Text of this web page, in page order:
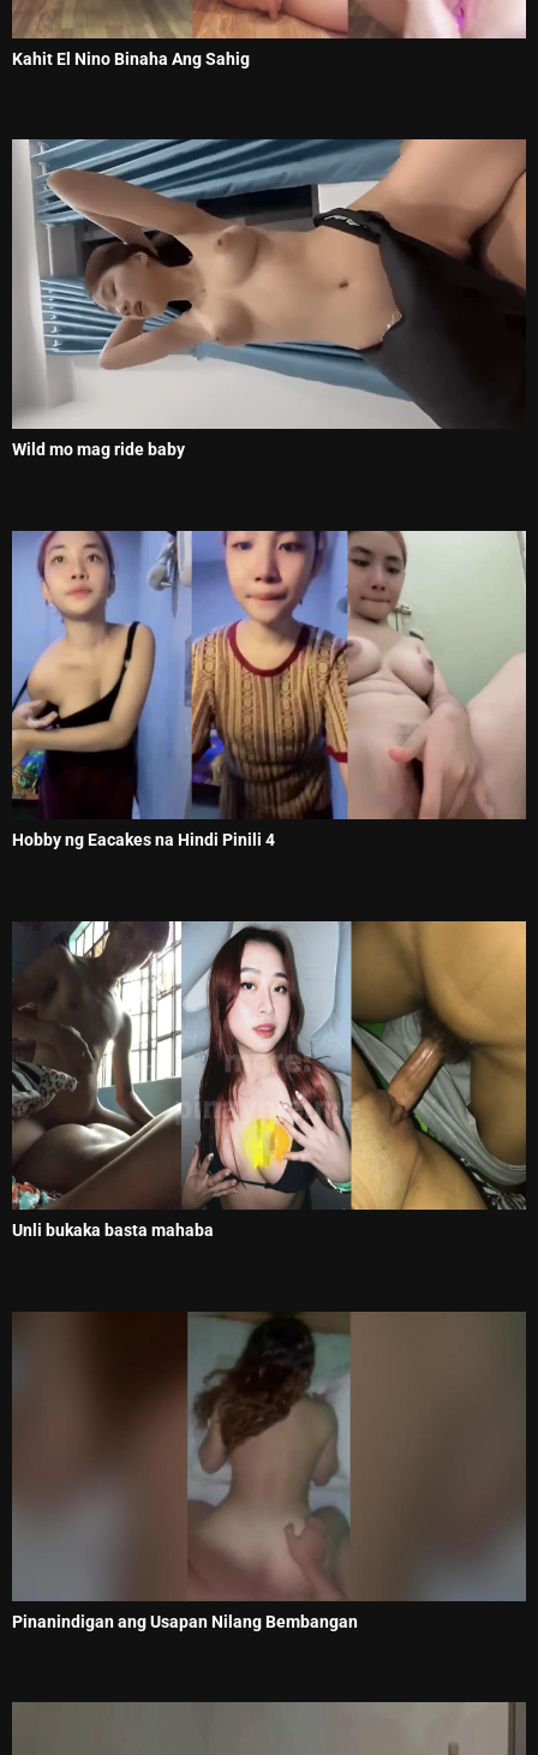
Kahit El Nino Binaha Ang Sahig
Wild mo mag ride baby
Hobby ng Eacakes na Hindi Pinili 4
Unli bukaka basta mahaba
Pinanindigan ang Usapan Nilang Bembangan